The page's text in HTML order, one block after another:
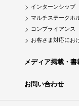
インターンシップ
マルチステークホ
コンプライアンス
お客さま対応にお
メディア掲載・書
お問い合わせ